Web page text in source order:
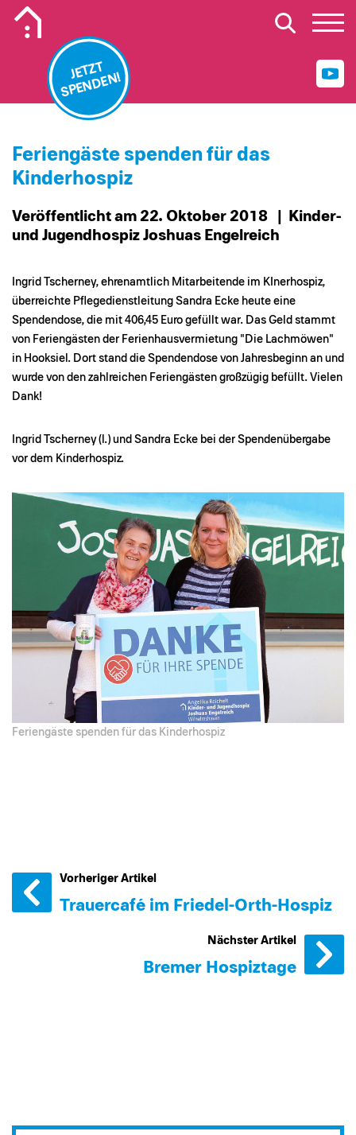
JETZT
SPENDEN!
Feriengäste spenden für das
Kinderhospiz
Veröffentlicht am 22. Oktober 2018
| Kinder-
und Jugendhospiz Joshuas Engelreich
Ingrid Tscherney, ehrenamtlich Mitarbeitende im KInerhospiz,
überreichte Pflegedienstleitung Sandra Ecke heute eine
Spendendose, die mit 406,45 Euro gefüllt war. Das Geld stammt
von Feriengästen der Ferienhausvermietung "Die Lachmöwen"
in Hooksiel. Dort stand die Spendendose von Jahresbeginn an und
wurde von den zahlreichen Feriengästen großzügig befüllt. Vielen
Dank!
Ingrid Tscherney (l.) und Sandra Ecke bei der Spendenübergabe
vor dem Kinderhospiz.
Feriengäste spenden für das Kinderhospiz
Vorheriger Artikel
Trauercafé im Friedel-Orth-Hospiz
Nächster Artikel
Bremer Hospiztage
Mobiles Logo Mission Lebenshaus